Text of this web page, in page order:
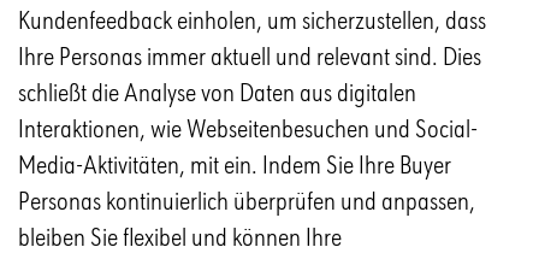
Kundenfeedback einholen, um sicherzustellen, dass
Ihre Personas immer aktuell und relevant sind. Dies
schließt die Analyse von Daten aus digitalen
Interaktionen, wie Webseitenbesuchen und Social-
Media-Aktivitäten, mit ein. Indem Sie Ihre Buyer
Personas kontinuierlich überprüfen und anpassen,
bleiben Sie flexibel und können Ihre